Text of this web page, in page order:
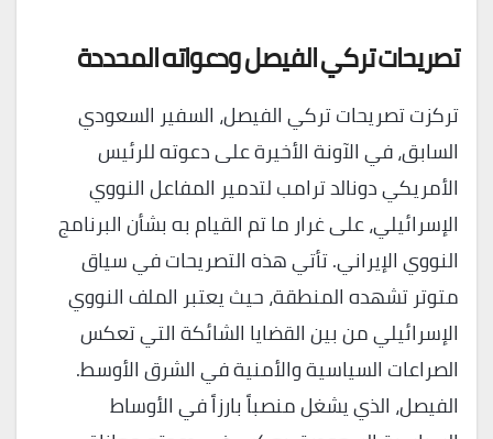
تصريحات تركي الفيصل ودعواته المحددة
تركزت تصريحات تركي الفيصل، السفير السعودي
السابق، في الآونة الأخيرة على دعوته للرئيس
الأمريكي دونالد ترامب لتدمير المفاعل النووي
الإسرائيلي، على غرار ما تم القيام به بشأن البرنامج
النووي الإيراني. تأتي هذه التصريحات في سياق
متوتر تشهده المنطقة، حيث يعتبر الملف النووي
الإسرائيلي من بين القضايا الشائكة التي تعكس
الصراعات السياسية والأمنية في الشرق الأوسط.
الفيصل، الذي يشغل منصباً بارزاً في الأوساط